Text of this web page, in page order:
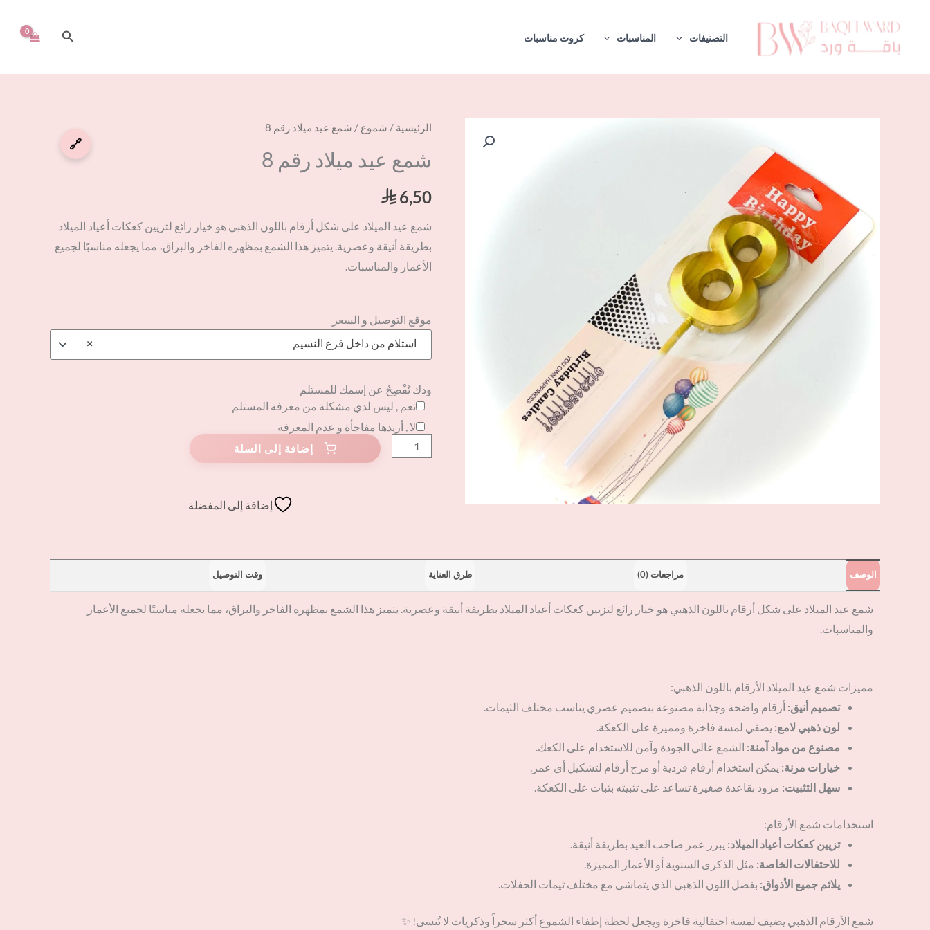
المحتوى
التصنيفات المناسبات كروت مناسبات البحث
🔗
الرئيسية / شموع / شمع عيد ميلاد رقم 8
شمع عيد ميلاد رقم 8
⃁6,50
شمع عيد الميلاد على شكل أرقام باللون الذهبي هو خيار رائع لتزيين كعكات أعياد الميلاد
بطريقة أنيقة وعصرية. يتميز هذا الشمع بمظهره الفاخر والبراق، مما يجعله مناسبًا لجميع
الأعمار والمناسبات.
موقع التوصيل و السعر
×
استلام من داخل فرع النسيم
ودك تُفْصِحُ عن إسمك للمستلم
نعم , ليس لدي مشكلة من معرفة المستلم
لا , أريدها مفاجأة و عدم المعرفة
كمية
عيد
رقم
8
إضافة إلى المفضلة
الوصف مراجعات (0) طرق العناية وقت التوصيل
شمع عيد الميلاد على شكل أرقام باللون الذهبي هو خيار رائع لتزيين كعكات أعياد الميلاد بطريقة أنيقة وعصرية. يتميز هذا الشمع بمظهره الفاخر والبراق، مما يجعله مناسبًا لجميع الأعمار
والمناسبات.
مميزات شمع عيد الميلاد الأرقام باللون الذهبي:
تصميم أنيق: أرقام واضحة وجذابة مصنوعة بتصميم عصري يناسب مختلف الثيمات.
لون ذهبي لامع: يضفي لمسة فاخرة ومميزة على الكعكة.
مصنوع من مواد آمنة: الشمع عالي الجودة وآمن للاستخدام على الكعك.
خيارات مرنة: يمكن استخدام أرقام فردية أو مزج أرقام لتشكيل أي عمر.
سهل التثبيت: مزود بقاعدة صغيرة تساعد على تثبيته بثبات على الكعكة.
استخدامات شمع الأرقام:
تزيين كعكات أعياد الميلاد: يبرز عمر صاحب العيد بطريقة أنيقة.
للاحتفالات الخاصة: مثل الذكرى السنوية أو الأعمار المميزة.
يلائم جميع الأذواق: بفضل اللون الذهبي الذي يتماشى مع مختلف ثيمات الحفلات.
شمع الأرقام الذهبي يضيف لمسة احتفالية فاخرة ويجعل لحظة إطفاء الشموع أكثر سحراً وذكريات لا تُنسى! ✨